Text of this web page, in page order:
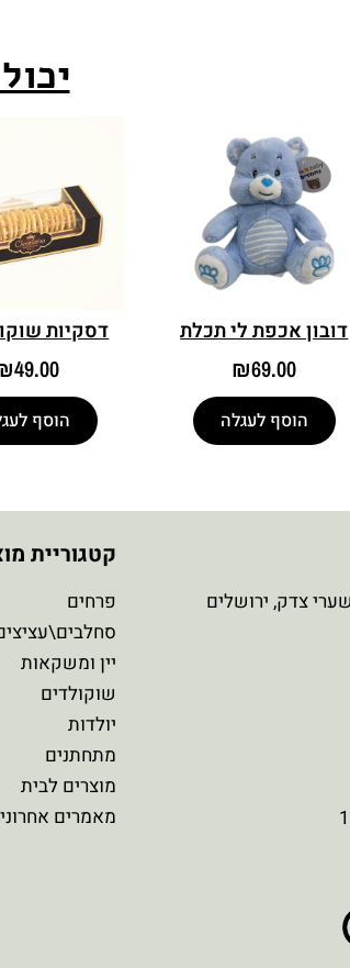
דובון אכפת לי תכלת
₪69.00
הוסף לעגלה
דסקיות
49.00
הוסף
קטגוריית
פרחים
יין ומשקאות
שוקולדים
יולדות
מתחתנים
מוצרים לבית
מאמרים